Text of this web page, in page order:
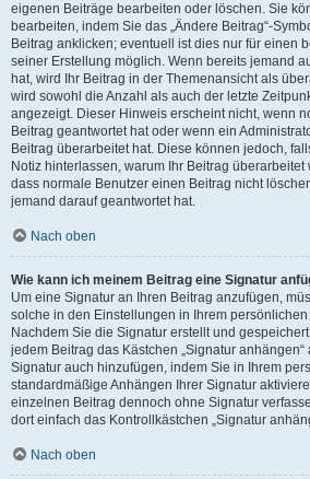
eigenen Beiträge bearbeiten oder löschen. Sie
bearbeiten, indem Sie das „Ändere Beitrag“-
Beitrag anklicken; eventuell ist dies nur für einen
seiner Erstellung möglich. Wenn bereits jemand
hat, wird Ihr Beitrag in der Themenansicht als
wird sowohl die Anzahl als auch der letzte
angezeigt. Dieser Hinweis erscheint nicht, wenn
Beitrag geantwortet hat oder wenn ein
Beitrag überarbeitet hat. Diese können jedoch,
Notiz hinterlassen, warum Ihr Beitrag
dass normale Benutzer einen Beitrag nicht
jemand darauf geantwortet hat.
Nach oben
Wie kann ich meinem Beitrag eine Signatur
Um eine Signatur an Ihren Beitrag anzufügen,
solche in den Einstellungen in Ihrem
Nachdem Sie die Signatur erstellt und
jedem Beitrag das Kästchen „Signatur
Signatur auch hinzufügen, indem Sie in Ihrem
standardmäßige Anhängen Ihrer Signatur
einzelnen Beitrag dennoch ohne Signatur
dort einfach das Kontrollkästchen „Signatur
Nach oben